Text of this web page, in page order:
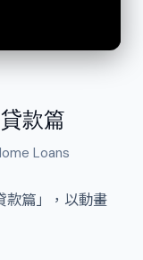
款篇
Loans
款篇」，以動畫